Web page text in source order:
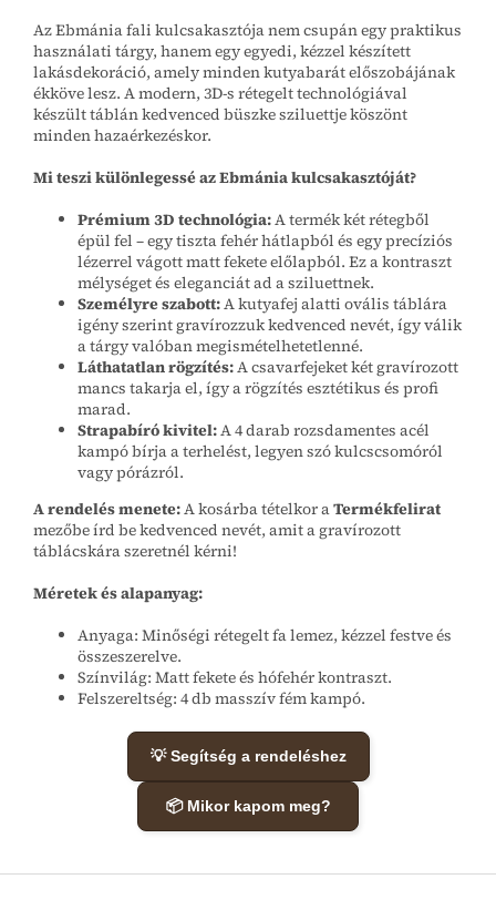
Az Ebmánia fali kulcsakasztója nem csupán egy praktikus
használati tárgy, hanem egy egyedi, kézzel készített
lakásdekoráció, amely minden kutyabarát előszobájának
ékköve lesz. A modern, 3D-s rétegelt technológiával
készült táblán kedvenced büszke sziluettje köszönt
minden hazaérkezéskor.
Mi teszi különlegessé az Ebmánia kulcsakasztóját?
Prémium 3D technológia:A termék két rétegből
épül fel – egy tiszta fehér hátlapból és egy precíziós
lézerrel vágott matt fekete előlapból. Ez a kontraszt
mélységet és eleganciát ad a sziluettnek.
Személyre szabott:A kutyafej alatti ovális táblára
igény szerint gravírozzuk kedvenced nevét, így válik
a tárgy valóban megismételhetetlenné.
Láthatatlan rögzítés:A csavarfejeket két gravírozott
mancs takarja el, így a rögzítés esztétikus és profi
marad.
Strapabíró kivitel:A 4 darab rozsdamentes acél
kampó bírja a terhelést, legyen szó kulcscsomóról
vagy pórázról.
A rendelés menete:A kosárba tételkor aTermékfelirat
mezőbe írd be kedvenced nevét, amit a gravírozott
táblácskára szeretnél kérni!
Méretek és alapanyag:
Anyaga: Minőségi rétegelt fa lemez, kézzel festve és
összeszerelve.
Színvilág: Matt fekete és hófehér kontraszt.
Felszereltség: 4 db masszív fém kampó.
💡 Segítség a rendeléshez
📦 Mikor kapom meg?